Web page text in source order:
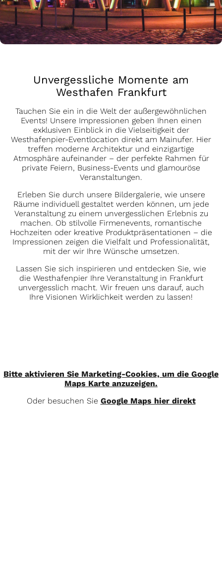
Unvergessliche Momente am
Westhafen Frankfurt
Tauchen Sie ein in die Welt der außergewöhnlichen
Events! Unsere Impressionen geben Ihnen einen
exklusiven Einblick in die Vielseitigkeit der
Westhafenpier-Eventlocation direkt am Mainufer. Hier
treffen moderne Architektur und einzigartige
Atmosphäre aufeinander – der perfekte Rahmen für
private Feiern, Business-Events und glamouröse
Veranstaltungen.
Erleben Sie durch unsere Bildergalerie, wie unsere
Räume individuell gestaltet werden können, um jede
Veranstaltung zu einem unvergesslichen Erlebnis zu
machen. Ob stilvolle Firmenevents, romantische
Hochzeiten oder kreative Produktpräsentationen – die
Impressionen zeigen die Vielfalt und Professionalität,
mit der wir Ihre Wünsche umsetzen.
Lassen Sie sich inspirieren und entdecken Sie, wie
die Westhafenpier Ihre Veranstaltung in Frankfurt
unvergesslich macht. Wir freuen uns darauf, auch
Ihre Visionen Wirklichkeit werden zu lassen!
Bitte aktivieren Sie Marketing-Cookies, um die Google
Maps Karte anzuzeigen.
Oder besuchen Sie Google Maps hier direkt